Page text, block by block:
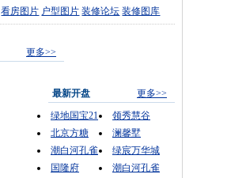
看房图片 户型图片 装修论坛 装修图库
更多>>
最新开盘
更多>>
绿地国宝21
领秀慧谷
北京方糖
澜馨墅
潮白河孔雀
绿宸万华城
国隆府
潮白河孔雀